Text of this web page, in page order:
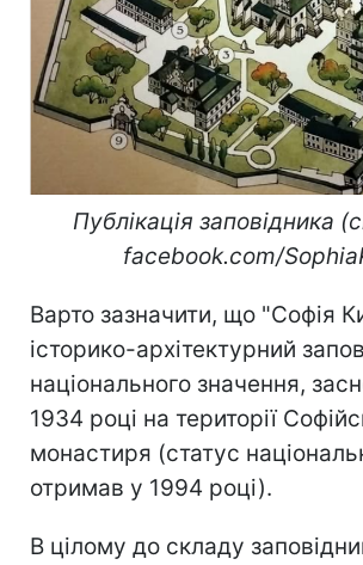
Публікація заповідника
facebook.com/
Варто зазначити, що "Софія
історико-архітектурний
національного значення,
1934 році на території
монастиря (статус
отримав у 1994 році).
В цілому до складу